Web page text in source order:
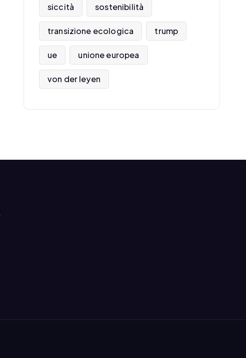
siccità sostenibilità
transizione ecologica trump
ue unione europea
von der leyen